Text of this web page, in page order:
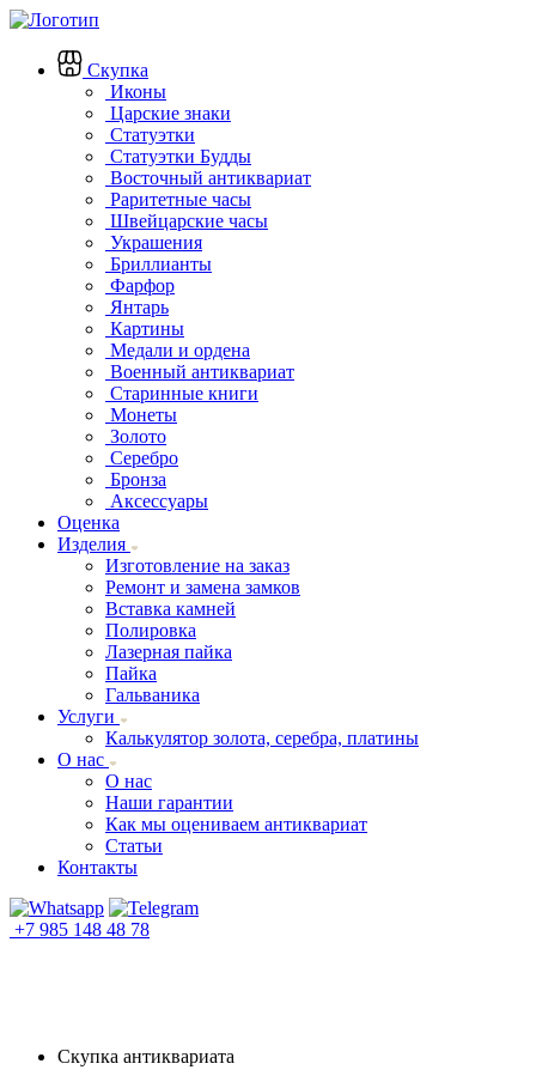
Скупка
Иконы
Царские знаки
Статуэтки
Статуэтки Будды
Восточный антиквариат
Раритетные часы
Швейцарские часы
Украшения
Бриллианты
Фарфор
Янтарь
Картины
Медали и ордена
Военный антиквариат
Старинные книги
Монеты
Золото
Серебро
Бронза
Аксессуары
Оценка
Изделия
Изготовление на заказ
Ремонт и замена замков
Вставка камней
Полировка
Лазерная пайка
Пайка
Гальваника
Услуги
Калькулятор золота, серебра, платины
О нас
О нас
Наши гарантии
Как мы оцениваем антиквариат
Статьи
Контакты
+7 985 148 48 78
Скупка антиквариата